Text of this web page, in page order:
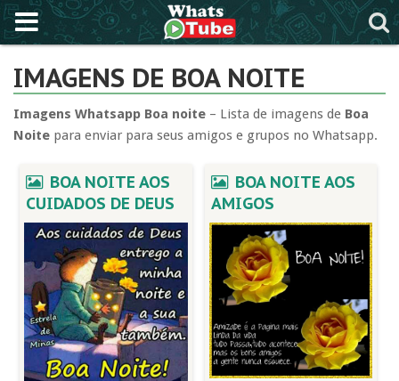
IMAGENS DE BOA NOITE
Imagens Whatsapp Boa noite – Lista de imagens de Boa
Noite para enviar para seus amigos e grupos no Whatsapp.
BOA NOITE AOS
CUIDADOS DE DEUS
BOA NOITE AOS
AMIGOS